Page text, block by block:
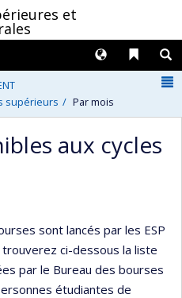
et
Liens
Langues
supérieurs
Par mois
aux cycles
sont lancés par les ESP
ci-dessous la liste
par le Bureau des bourses
étudiantes de